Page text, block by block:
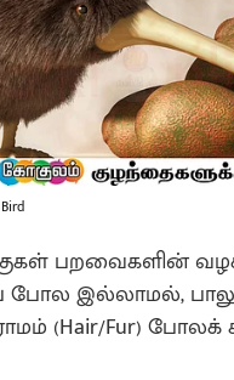
பறவைகளின்
இல்லாமல்,
(Hair/Fur) போலக்